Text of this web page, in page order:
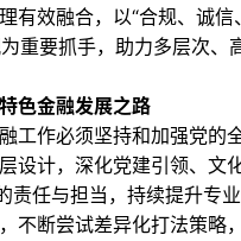
有效融合，以“合规、诚
重要抓手，助力多层次
色金融发展之路
工作必须坚持和加强党的
设计，深化党建引领、文
责任与担当，持续提升专
不断尝试差异化打法策略